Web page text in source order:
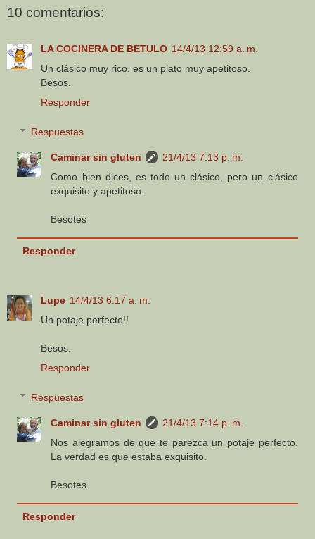
10 comentarios:
LA COCINERA DE BETULO 14/4/13 12:59 a. m.
Un clásico muy rico, es un plato muy apetitoso.
Besos.
Responder
Respuestas
Caminar sin gluten
21/4/13 7:13 p. m.
Como bien dices, es todo un clásico, pero un clásico
exquisito y apetitoso.
Besotes
Responder
Lupe 14/4/13 6:17 a. m.
Un potaje perfecto!!
Besos.
Responder
Respuestas
Caminar sin gluten
21/4/13 7:14 p. m.
Nos alegramos de que te parezca un potaje perfecto.
La verdad es que estaba exquisito.
Besotes
Responder